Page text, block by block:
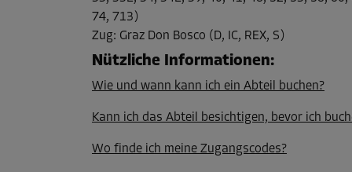
L:2m B: 1,7m H:2,9m
Abteil 14
Fläche: 2,4 m²
74, 713)
Zug: Graz Don Bosco (D, IC, REX, S)
Nützliche Informationen:
Wie und wann kann ich ein Abteil buchen?
Kann ich das Abteil besichtigen, bevor ich
Wo finde ich meine Zugangscodes?